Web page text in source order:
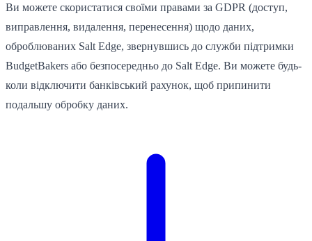
Ви можете скористатися своїми правами за GDPR (доступ,
виправлення, видалення, перенесення) щодо даних,
оброблюваних Salt Edge, звернувшись до служби підтримки
BudgetBakers або безпосередньо до Salt Edge. Ви можете будь-
коли відключити банківський рахунок, щоб припинити
подальшу обробку даних.